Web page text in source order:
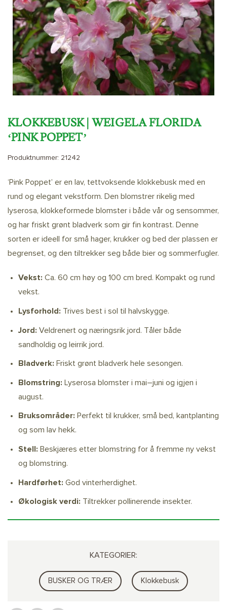
KLOKKEBUSK | WEIGELA FLORIDA
‘PINK POPPET’
Produktnummer: 21242
‘Pink Poppet’ er en lav, tettvoksende klokkebusk med en
rund og elegant vekstform. Den blomstrer rikelig med
lyserosa, klokkeformede blomster i både vår og sensommer,
og har friskt grønt bladverk som gir fin kontrast. Denne
sorten er ideell for små hager, krukker og bed der plassen er
begrenset, og den tiltrekker seg både bier og sommerfugler.
Vekst: Ca. 60 cm høy og 100 cm bred. Kompakt og rund
vekst.
Lysforhold: Trives best i sol til halvskygge.
Jord: Veldrenert og næringsrik jord. Tåler både
sandholdig og leirrik jord.
Bladverk: Friskt grønt bladverk hele sesongen.
Blomstring: Lyserosa blomster i mai–juni og igjen i
august.
Bruksområder: Perfekt til krukker, små bed, kantplanting
og som lav hekk.
Stell: Beskjæres etter blomstring for å fremme ny vekst
og blomstring.
Hardførhet: God vinterherdighet.
Økologisk verdi: Tiltrekker pollinerende insekter.
KATEGORIER:
BUSKER OG TRÆR Klokkebusk